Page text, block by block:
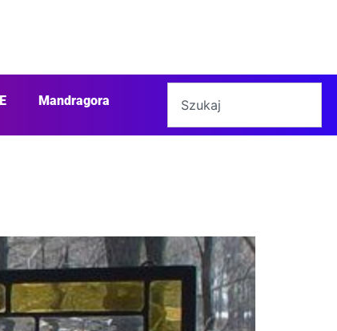
Mandragora